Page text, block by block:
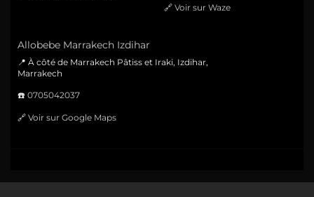
🔗 Voir sur Waze
Allobebe Marrakech Izdihar
📍 À côté de Marrakech Pâtiss et Iraki, Izdihar,
Marrakech
☎️ 0705042037
🔗 Voir sur Google Maps